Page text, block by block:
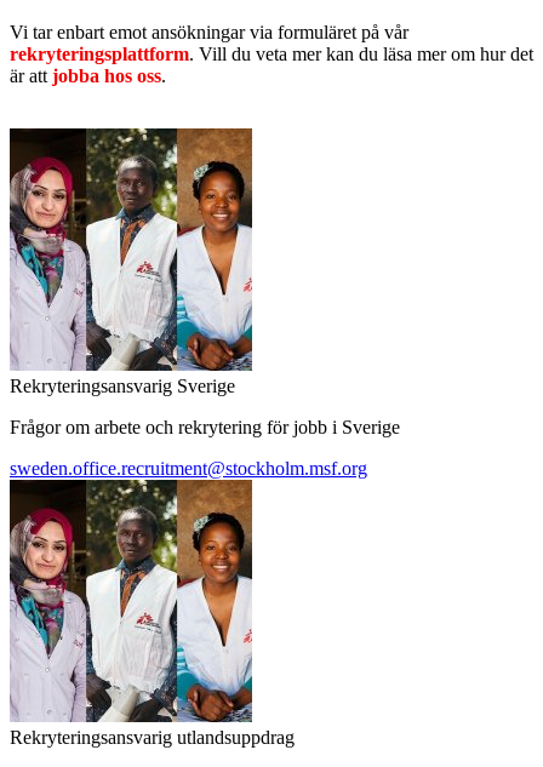
Vi tar enbart emot ansökningar via formuläret på vår
rekryteringsplattform. Vill du veta mer kan du läsa mer om hur det
är att jobba hos oss.
Rekryteringsansvarig Sverige
Frågor om arbete och rekrytering för jobb i Sverige
sweden.office.recruitment@stockholm.msf.org
Rekryteringsansvarig utlandsuppdrag